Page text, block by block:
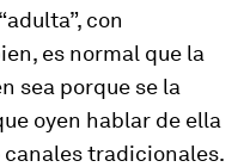
con
es normal que la
sea porque se la
oyen hablar de ella
canales tradicionales.